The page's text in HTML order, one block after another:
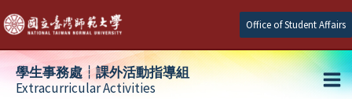
Skip
to
content
Office of Student Affairs
學生事務處┆課外活動指導組
Extracurricular Activities